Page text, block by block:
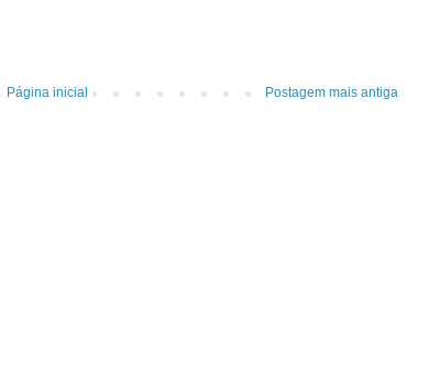
Postagem mais antiga
Página inicial